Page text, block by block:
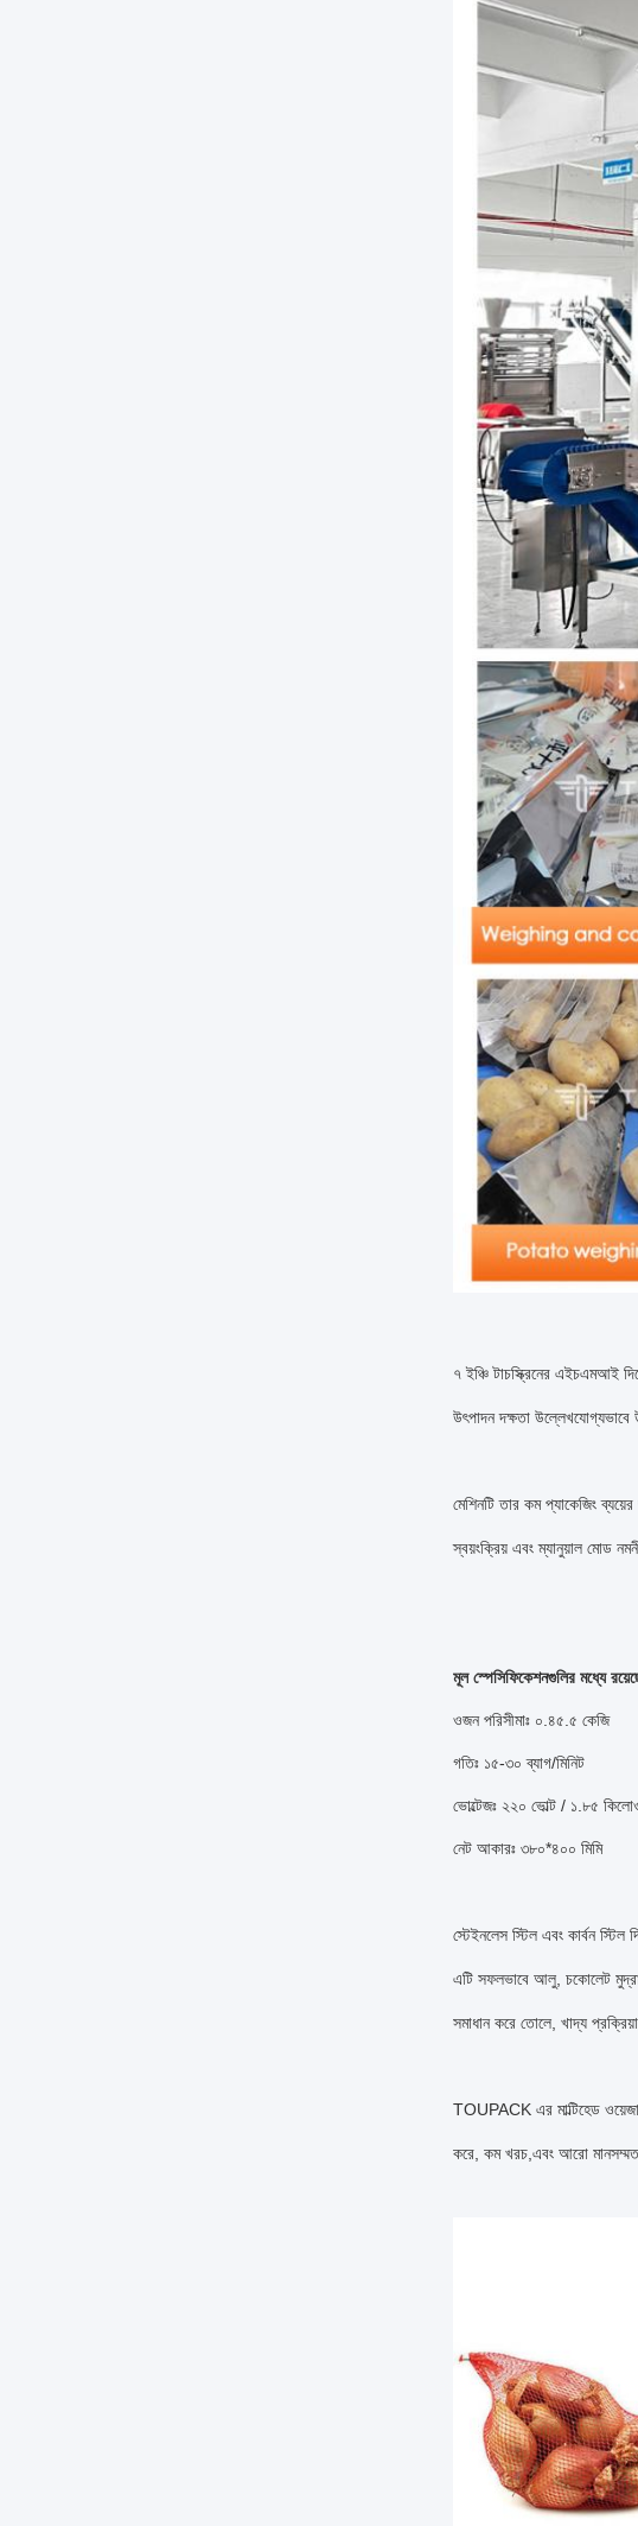
৭ ইঞ্চি টাচস্ক্রিনের এইচএমআই
উৎপাদন দক্ষতা উল্লেখযোগ্যভাবে
মেশিনটি তার কম প্যাকেজিং
স্বয়ংক্রিয় এবং ম্যানুয়াল মোড
মূল স্পেসিফিকেশনগুলির মধ্যে
ওজন পরিসীমাঃ ০.৪৫.৫ কেজি
গতিঃ ১৫-৩০ ব্যাগ/মিনিট
ভোল্টেজঃ ২২০ ভোল্ট / ১.৮৫
নেট আকারঃ ৩৮০*৪০০ মিমি
স্টেইনলেস স্টিল এবং কার্বন স্টিল
এটি সফলভাবে আলু, চকোলেট মুদ্রা
সমাধান করে তোলে, খাদ্য
TOUPACK এর মাল্টিহেড
করে, কম খরচ,এবং আরো মানসম্মত